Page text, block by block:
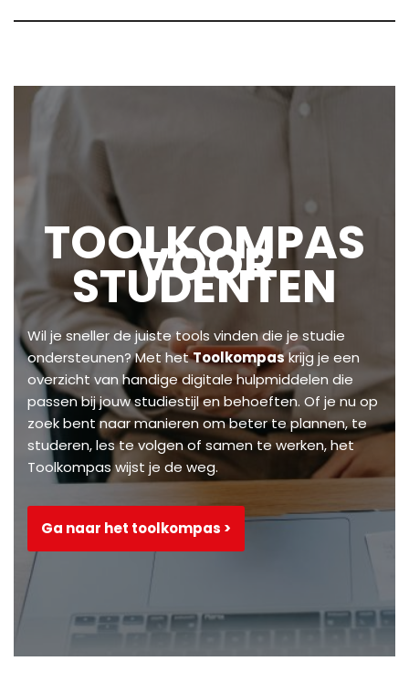
TOOLKOMPAS
VOOR
STUDENTEN
Wil je sneller de juiste tools vinden die je studie
ondersteunen? Met hetToolkompaskrijg je een
overzicht van handige digitale hulpmiddelen die
passen bij jouw studiestijl en behoeften. Of je nu op
zoek bent naar manieren om beter te plannen, te
studeren, les te volgen of samen te werken, het
Toolkompas wijst je de weg.
Ga naar het toolkompas >